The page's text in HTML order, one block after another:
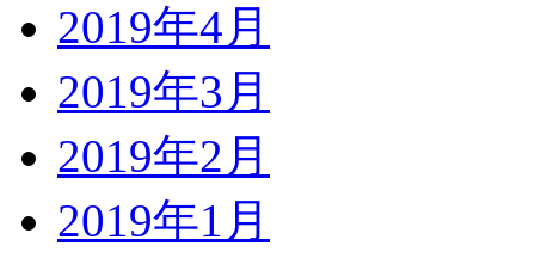
2019年4月
2019年3月
2019年2月
2019年1月